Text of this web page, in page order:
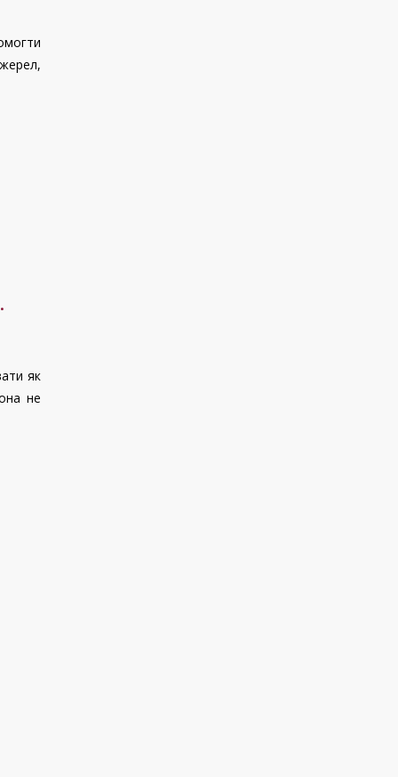
як
не